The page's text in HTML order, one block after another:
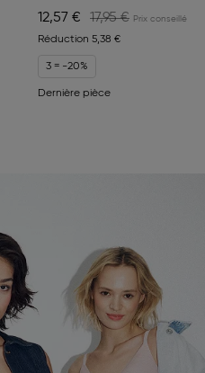
12,57 €
17,95 €
Réduction 5,38 €
3 = -20%
Dernière pièce